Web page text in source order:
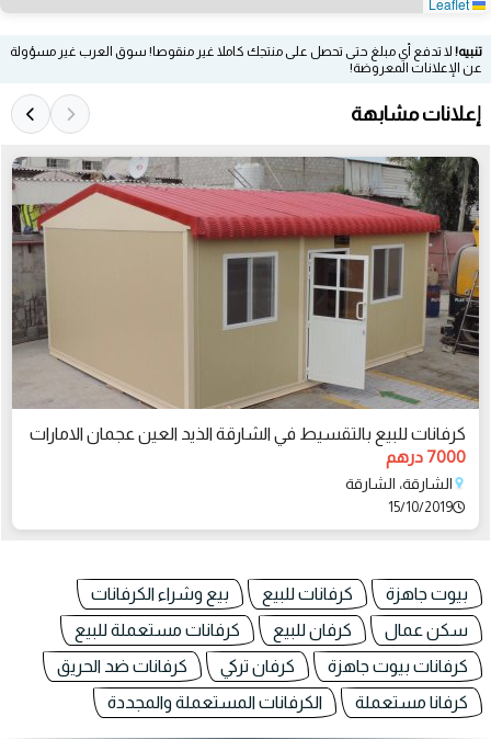
تنبيه! لا تدفع أي مبلغ حتى تحصل على منتجك كاملا غير منقوصا! سوق العرب غير مسؤولة
عن الإعلانات المعروضة!
إعلانات مشابهة
كرفانات للبيع بالتقسيط في الشارقة الذيد العين عجمان الامارات
7000 درهم
الشارقة، الشارقة
15/10/2019
بيوت جاهزة كرفانات للبيع
بيع وشراء الكرفانات
سكن عمال
كرفان للبيع
كرفانات مستعملة للبيع
كرفانات بيوت جاهزة
كرفان تركي
كرفانات ضد الحريق
كرفانا مستعملة
الكرفانات المستعملة والمجددة